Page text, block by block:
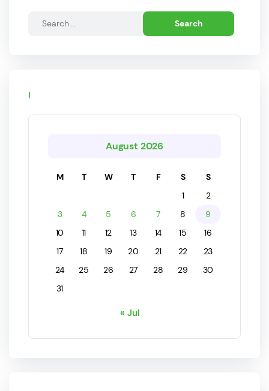
August 2026
M T W T F S
S
1
2
3
4 5 6 7 8
9
10
11 12 13 14 15
16
17
18 19 20 21 22
23
24
25 26 27 28 29
30
31
« Jul